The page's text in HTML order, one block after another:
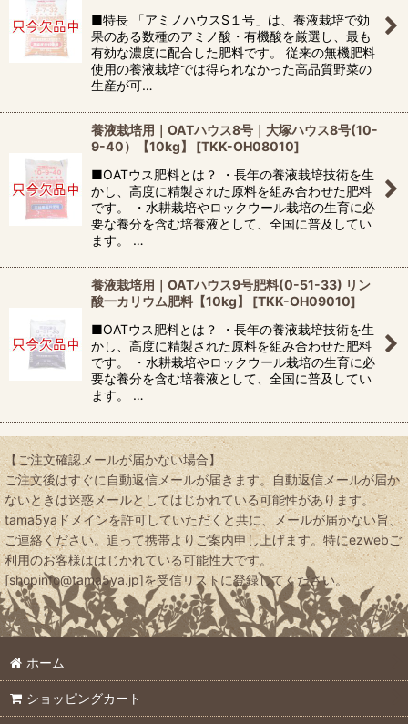
■特長 「アミノハウスS１号」は、養液栽培で効
果のある数種のアミノ酸・有機酸を厳選し、最も
有効な濃度に配合した肥料です。 従来の無機肥料
使用の養液栽培では得られなかった高品質野菜の
生産が可…
養液栽培用｜OATハウス8号｜大塚ハウス8号(10-
9-40）【10kg】
[TKK-OH08010]
■OATウス肥料とは？ ・長年の養液栽培技術を生
かし、高度に精製された原料を組み合わせた肥料
です。 ・水耕栽培やロックウール栽培の生育に必
要な養分を含む培養液として、全国に普及してい
ます。 …
養液栽培用｜OATハウス9号肥料(0-51-33) リン
酸一カリウム肥料【10kg】
[TKK-OH09010]
■OATウス肥料とは？ ・長年の養液栽培技術を生
かし、高度に精製された原料を組み合わせた肥料
です。 ・水耕栽培やロックウール栽培の生育に必
要な養分を含む培養液として、全国に普及してい
ます。 …
【ご注文確認メールが届かない場合】
ご注文後はすぐに自動返信メールが届きます。自動返信メールが届か
ないときは迷惑メールとしてはじかれている可能性があります。
tama5yaドメインを許可していただくと共に、メールが届かない旨、
ご連絡ください。追って携帯よりご案内申し上げます。特にezwebご
利用のお客様ははじかれている可能性大です。
[shopinfo@tama5ya.jp]を受信リストに登録してください。
ホーム
ショッピングカート